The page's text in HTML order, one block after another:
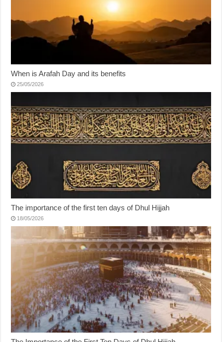
When is Arafah Day and its benefits
25/05/2026
The importance of the first ten days of Dhul Hijjah
18/05/2026